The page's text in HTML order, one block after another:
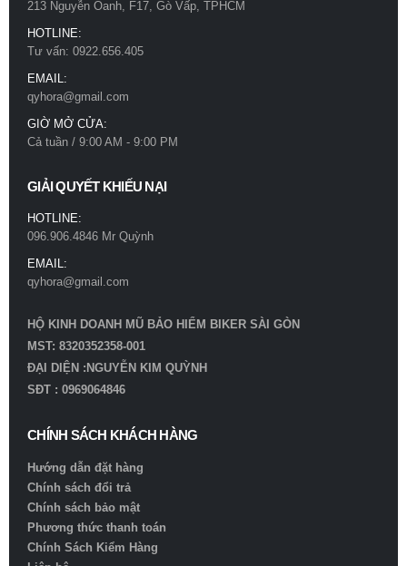
213 Nguyễn Oanh, F17, Gò Vấp, TPHCM
HOTLINE:
Tư vấn: 0922.656.405
EMAIL:
qyhora@gmail.com
GIỜ MỞ CỬA:
Cả tuần / 9:00 AM - 9:00 PM
GIẢI QUYẾT KHIẾU NẠI
HOTLINE:
096.906.4846 Mr Quỳnh
EMAIL:
qyhora@gmail.com
HỘ KINH DOANH MŨ BẢO HIỂM BIKER SÀI GÒN
MST: 8320352358-001
ĐẠI DIỆN :NGUYỄN KIM QUỲNH
SĐT : 0969064846
CHÍNH SÁCH KHÁCH HÀNG
Hướng dẫn đặt hàng
Chính sách đổi trả
Chính sách bảo mật
Phương thức thanh toán
Chính Sách Kiểm Hàng